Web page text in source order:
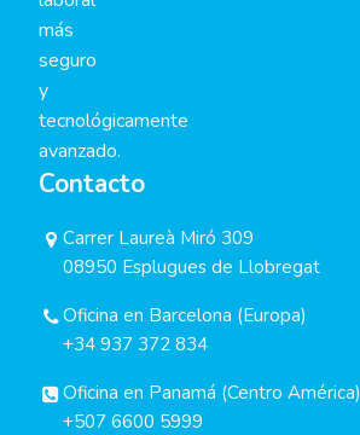
más
seguro
y
tecnológicamente
avanzado.
Contacto
Carrer Laureà Miró 309
08950 Esplugues de Llobregat
Oficina en Barcelona (Europa)
+34 937 372 834
Oficina en Panamá (Centro América)
+507 6600 5999